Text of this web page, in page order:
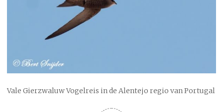
Vale Gierzwaluw Vogelreis in de Alentejo regio van Portugal